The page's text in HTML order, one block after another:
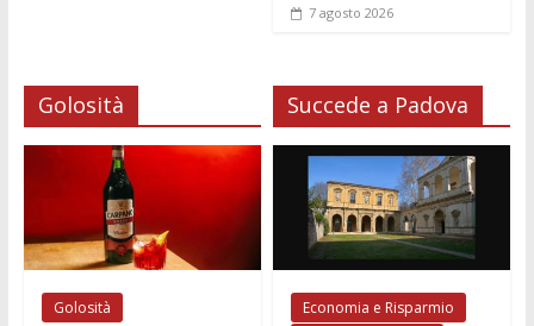
k
g
er
7 agosto 2026
Golosità
Golosità
Succede a Padova
Economia e Risparmio